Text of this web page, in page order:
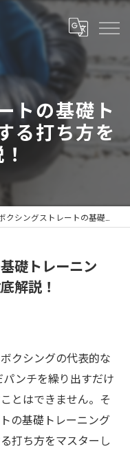
トの基礎ト
る打ち方を
シングストレートの基礎トレーニング！上達する打ち方を徹底解説！
礎トレーニン
解説！
クシングの代表的な
ンチを繰り出すだけ
とはできません。そ
の基礎トレーニング
打ち方をマスターし